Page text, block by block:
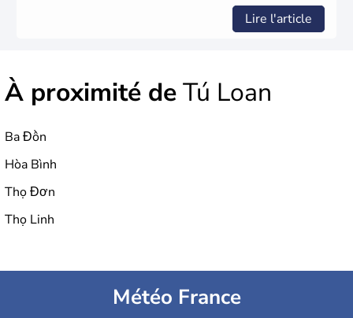
Lire l'article
À proximité deTú Loan
Ba Đồn
Hòa Bình
Thọ Đơn
Thọ Linh
Météo France